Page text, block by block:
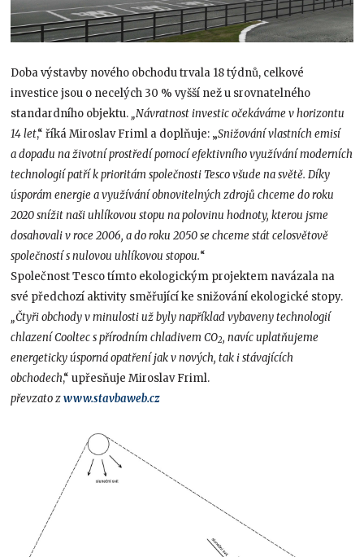
Doba výstavby nového obchodu trvala 18 týdnů, celkové
investice jsou o necelých 30 % vyšší než u srovnatelného
standardního objektu.„Návratnost investic očekáváme v horizontu
14 let,“ říká Miroslav Friml a doplňuje: „Snižování vlastních emisí
a dopadu na životní prostředí pomocí efektivního využívání moderních
technologií patří k prioritám společnosti Tesco všude na světě. Díky
úsporám energie a využívání obnovitelných zdrojů chceme do roku
2020 snížit naši uhlíkovou stopu na polovinu hodnoty, kterou jsme
dosahovali v roce 2006, a do roku 2050 se chceme stát celosvětově
společností s nulovou uhlíkovou stopou.“
Společnost Tesco tímto ekologickým projektem navázala na
své předchozí aktivity směřující ke snižování ekologické stopy.
„Čtyři obchody v minulosti už byly například vybaveny technologií
chlazení Cooltec s přírodním chladivem CO2, navíc uplatňujeme
energeticky úsporná opatření jak v nových, tak i stávajících
obchodech,“ upřesňuje Miroslav Friml.
převzato zwww.stavbaweb.cz